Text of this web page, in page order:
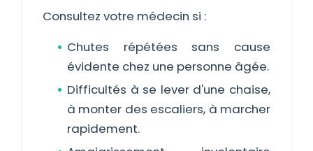
Consultez votre médecin si :
Chutes répétées sans cause
évidente chez une personne âgée.
Difficultés à se lever d'une chaise,
à monter des escaliers, à marcher
rapidement.